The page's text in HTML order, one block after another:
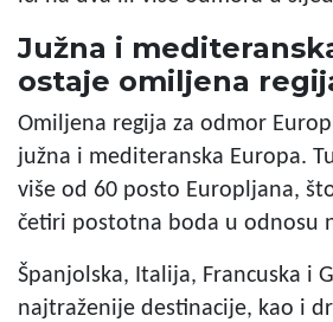
Južna i
ostaje omiljena
Omiljena regija za odmor
južna i mediteranska Europa.
više od 60 posto Europljana,
četiri postotna boda u odnosu
Španjolska, Italija, Francuska i
najtraženije destinacije, kao i